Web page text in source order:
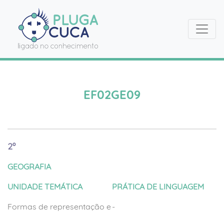
EF02GE09
2º
GEOGRAFIA
UNIDADE TEMÁTICA
Formas de representação e
PRÁTICA DE LINGUAGEM
-